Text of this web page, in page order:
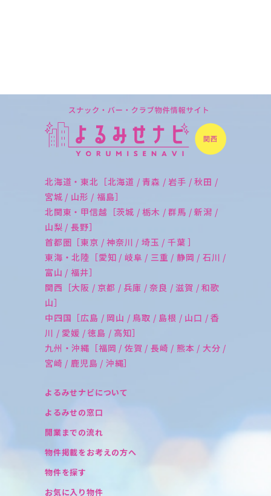
北海道・東北［北海道 / 青森 / 岩手 / 秋田 /
宮城 / 山形 / 福島］
北関東・甲信越［茨城 / 栃木 / 群馬 / 新潟 /
山梨 / 長野］
首都圏［東京 / 神奈川 / 埼玉 / 千葉 ］
東海・北陸［愛知 / 岐阜 / 三重 / 静岡 / 石川 /
富山 / 福井］
関西［大阪 / 京都 / 兵庫 / 奈良 / 滋賀 / 和歌
山］
中四国［広島 / 岡山 / 鳥取 / 島根 / 山口 / 香
川 / 愛媛 / 徳島 / 高知］
九州・沖縄［福岡 / 佐賀 / 長崎 / 熊本 / 大分 /
宮崎 / 鹿児島 / 沖縄］
よるみせナビについて
よるみせの窓口
開業までの流れ
物件掲載をお考えの方へ
物件を探す
お気に入り物件